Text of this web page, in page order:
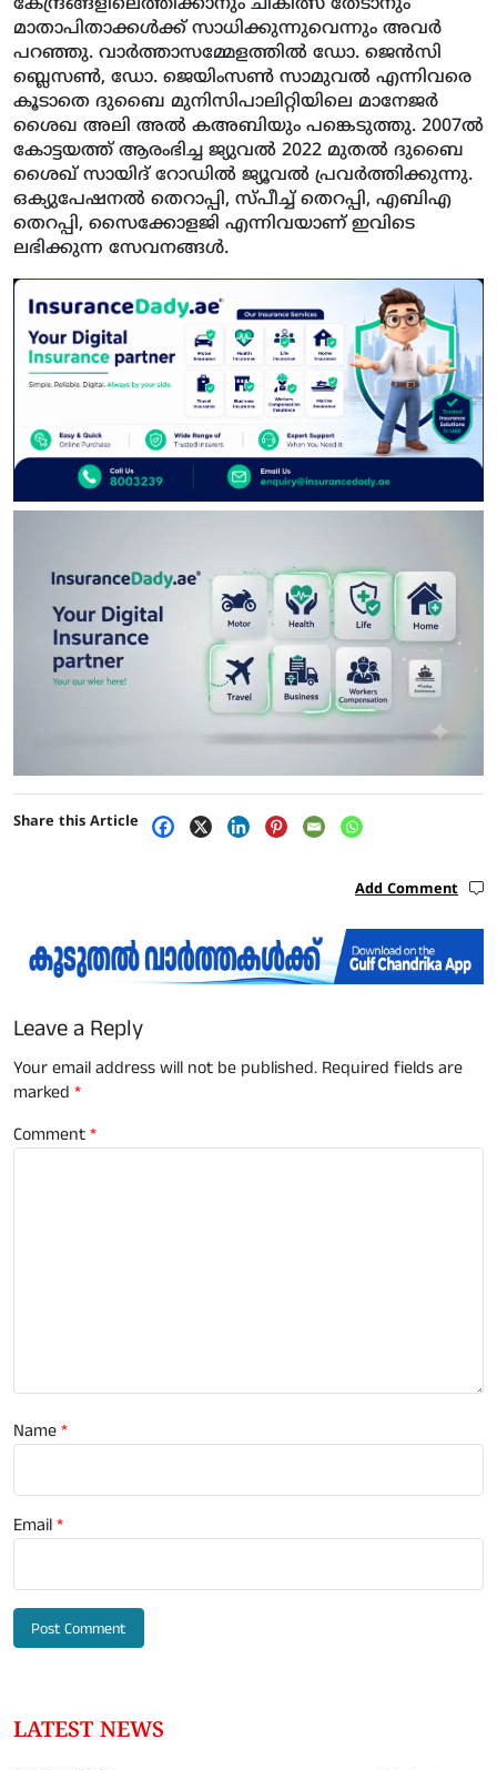
കേന്ദ്രങ്ങളിലെത്തിക്കാനും ചികിത്സ തേടാനും
മാതാപിതാക്കള്‍ക്ക് സാധിക്കുന്നുവെന്നും അവര്‍
പറഞ്ഞു. വാര്‍ത്താസമ്മേളത്തില്‍ ഡോ. ജെന്‍സി
ബ്ലെസണ്‍, ഡോ. ജെയിംസണ്‍ സാമുവല്‍ എന്നിവരെ
കൂടാതെ ദുബൈ മുനിസിപാലിറ്റിയിലെ മാനേജര്‍
ശൈഖ അലി അല്‍ കഅബിയും പങ്കെടുത്തു. 2007ല്‍
കോട്ടയത്ത് ആരംഭിച്ച ജ്യുവല്‍ 2022 മുതല്‍ ദുബൈ
ശൈഖ് സായിദ് റോഡില്‍ ജ്യൂവല്‍ പ്രവര്‍ത്തിക്കുന്നു.
ഒക്യുപേഷനല്‍ തെറാപ്പി, സ്പീച്ച് തെറപ്പി, എബിഎ
തെറപ്പി, സൈക്കോളജി എന്നിവയാണ് ഇവിടെ
ലഭിക്കുന്ന സേവനങ്ങള്‍.
Share this Article
Add Comment
Leave a Reply
Your email address will not be published. Required fields are
marked *
Comment*
Name*
Email*
LATEST NEWS